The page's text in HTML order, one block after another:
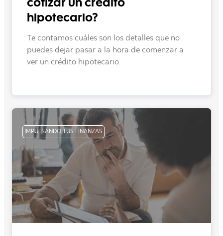
cotizar un crédito
hipotecario?
Te contamos cuáles son los detalles que no
puedes dejar pasar a la hora de comenzar a
ver un crédito hipotecario.
IMPULSANDO TUS FINANZAS